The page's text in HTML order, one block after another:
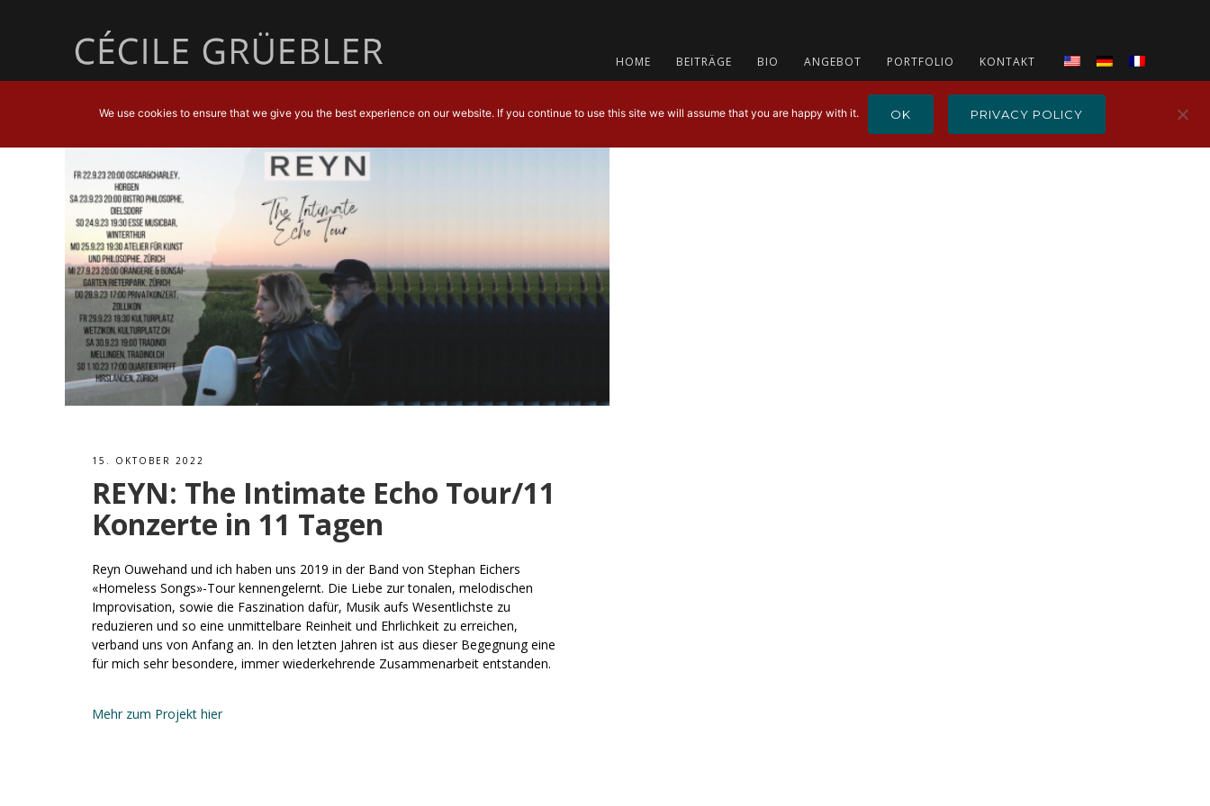
HOME BEITRÄGE BIO ANGEBOT PORTFOLIO KONTAKT
15. OKTOBER 2022
REYN: The Intimate Echo Tour/11
Konzerte in 11 Tagen
Reyn Ouwehand und ich haben uns 2019 in der Band von Stephan Eichers
«Homeless Songs»-Tour kennengelernt. Die Liebe zur tonalen, melodischen
Improvisation, sowie die Faszination dafür, Musik aufs Wesentlichste zu
reduzieren und so eine unmittelbare Reinheit und Ehrlichkeit zu erreichen,
verband uns von Anfang an. In den letzten Jahren ist aus dieser Begegnung eine
für mich sehr besondere, immer wiederkehrende Zusammenarbeit entstanden.
Mehr zum Projekt hier
We use cookies to ensure that we give you the best experience on our website. If you continue to use this site we will assume that you are happy with it. OK PRIVACY POLICY